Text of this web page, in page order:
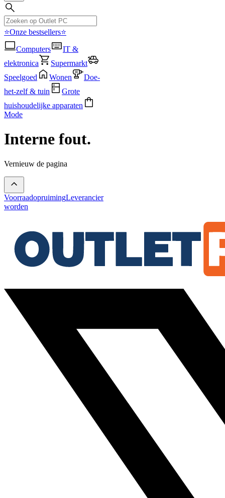
⭐Onze bestsellers⭐
Computers
IT &
elektronica
Supermarkt
Speelgoed
Wonen
Doe-
het-zelf & tuin
Grote
huishoudelijke apparaten
Mode
Interne fout.
Vernieuw de pagina
VoorraadopruimingLeverancier
worden